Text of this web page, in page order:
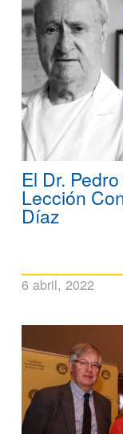
El Dr.
Lección
Díaz
6 abril, 2022